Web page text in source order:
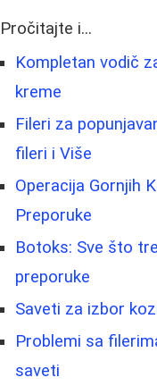
Pročitajte i...
Kompletan vodič
kreme
Fileri za
fileri i Više
Operacija Gornjih
Preporuke
Botoks: Sve što
preporuke
Saveti za izbor
Problemi sa
saveti